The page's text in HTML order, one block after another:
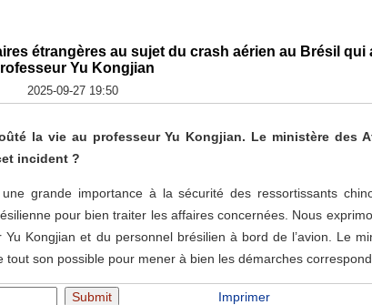
étrangères au sujet du crash aérien au Brésil qui
Yu Kongjian
2025-09-27 19:50
la vie au professeur Yu Kongjian. Le ministère des
incident ?
grande importance à la sécurité des ressortissants
pour bien traiter les affaires concernées. Nous
Kongjian et du personnel brésilien à bord de l’avion. Le
son possible pour mener à bien les démarches
Imprimer